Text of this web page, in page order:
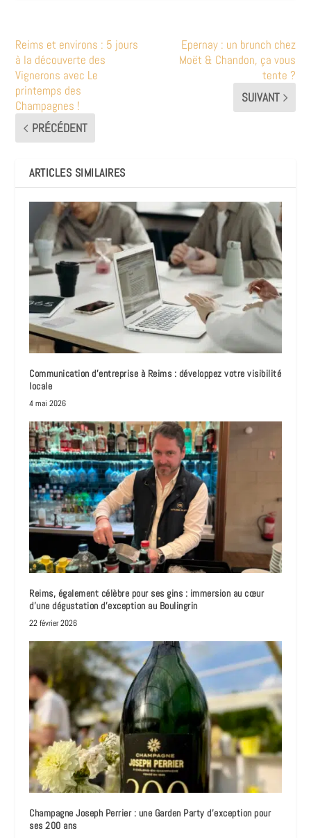
Reims et environs : 5 jours
à la découverte des
Vignerons avec Le
printemps des
Champagnes !
PRÉCÉDENT
Epernay : un brunch chez
Moët & Chandon, ça vous
tente ?
SUIVANT
ARTICLES SIMILAIRES
Communication d’entreprise à Reims : développez votre visibilité
locale
4 mai 2026
Reims, également célèbre pour ses gins : immersion au cœur
d’une dégustation d’exception au Boulingrin
22 février 2026
Champagne Joseph Perrier : une Garden Party d’exception pour
ses 200 ans